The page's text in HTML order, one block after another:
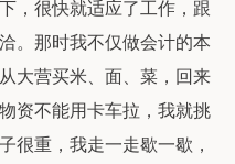
，很快就适应了工作，跟
。那时我不仅做会计的本
大营买米、面、菜，回来
资不能用卡车拉，我就挑
很重，我走一走歇一歇，